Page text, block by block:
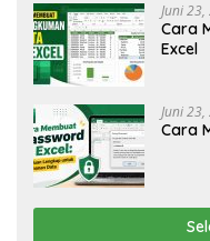
Juni
Cara
Excel
Juni
Cara